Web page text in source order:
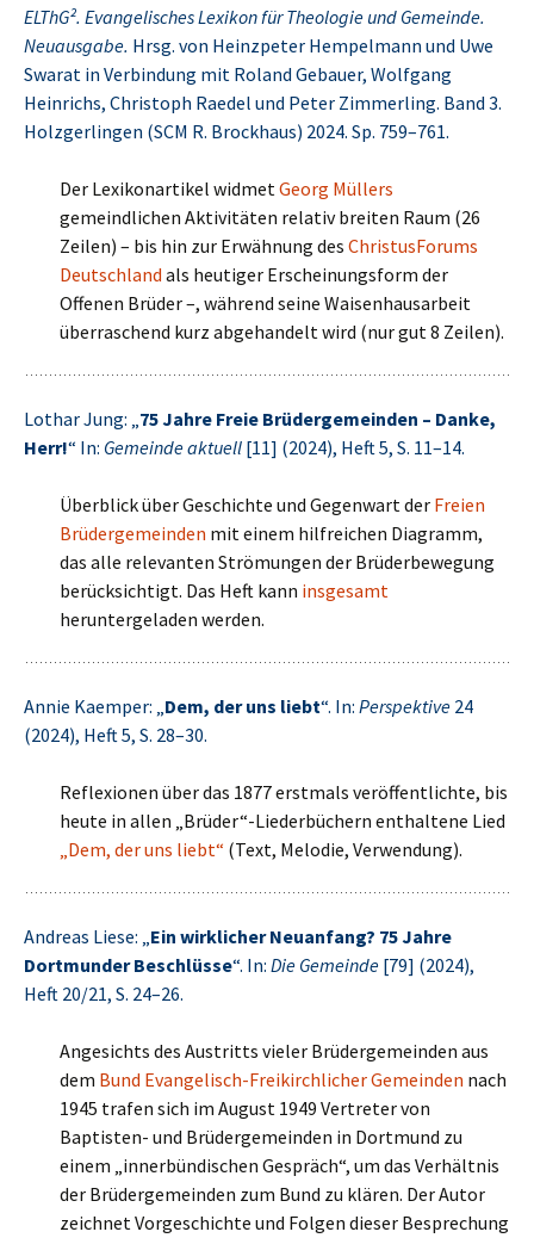
ELThG². Evangelisches Lexikon für Theologie und Gemeinde.
Neuausgabe. Hrsg. von Heinzpeter Hempelmann und Uwe
Swarat in Verbindung mit Roland Gebauer, Wolfgang
Heinrichs, Christoph Raedel und Peter Zimmerling. Band 3.
Holzgerlingen (SCM R. Brockhaus) 2024. Sp. 759–761.
Der Lexikonartikel widmetGeorg Müllers
gemeindlichen Aktivitäten relativ breiten Raum (26
Zeilen) – bis hin zur Erwähnung des ChristusForums
Deutschland als heutiger Erscheinungsform der
Offenen Brüder –, während seine Waisenhausarbeit
überraschend kurz abgehandelt wird (nur gut 8 Zeilen).
Lothar Jung: „75 Jahre Freie Brüdergemeinden – Danke,
Herr!“ In: Gemeinde aktuell [11] (2024), Heft 5, S. 11–14.
Überblick über Geschichte und Gegenwart der Freien
Brüdergemeinden mit einem hilfreichen Diagramm,
das alle relevanten Strömungen der Brüderbewegung
berücksichtigt. Das Heft kann insgesamt
heruntergeladen werden.
Annie Kaemper: „Dem, der uns liebt“. In: Perspektive 24
(2024), Heft 5, S. 28–30.
Reflexionen über das 1877 erstmals veröffentlichte, bis
heute in allen „Brüder“-Liederbüchern enthaltene Lied
„Dem, der uns liebt“ (Text, Melodie, Verwendung).
Andreas Liese: „Ein wirklicher Neuanfang? 75 Jahre
Dortmunder Beschlüsse“. In: Die Gemeinde [79] (2024),
Heft 20/21, S. 24–26.
Angesichts des Austritts vieler Brüdergemeinden aus
dem Bund Evangelisch-Freikirchlicher Gemeinden nach
1945 trafen sich im August 1949 Vertreter von
Baptisten- und Brüdergemeinden in Dortmund zu
einem „innerbündischen Gespräch“, um das Verhältnis
der Brüdergemeinden zum Bund zu klären. Der Autor
zeichnet Vorgeschichte und Folgen dieser Besprechung